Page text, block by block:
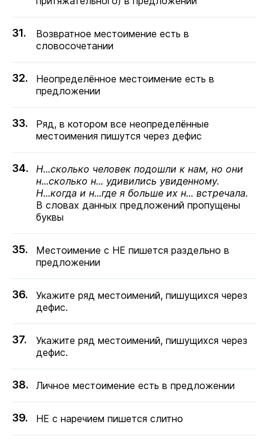
Возвратное местоимение есть в
словосочетании
Неопределённое местоимение есть в
предложении
Ряд, в котором все неопределённые
местоимения пишутся через дефис
Н...сколько человек подошли к нам, но они
н...сколько н... удивились увиденному.
Н...когда и н...где я больше их н... встречала.
В словах данных предложений пропущены
буквы
Местоимение с НЕ пишется раздельно в
предложении
Укажите ряд местоимений, пишущихся через
дефис.
Укажите ряд местоимений, пишущихся через
дефис.
Личное местоимение есть в предложении
НЕ с наречием пишется слитно